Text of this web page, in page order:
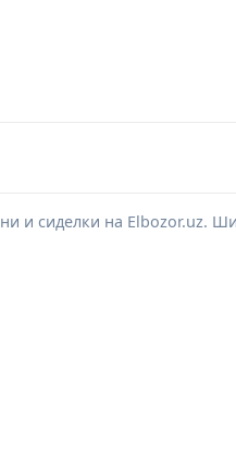
и сиделки на Elbozor.uz.